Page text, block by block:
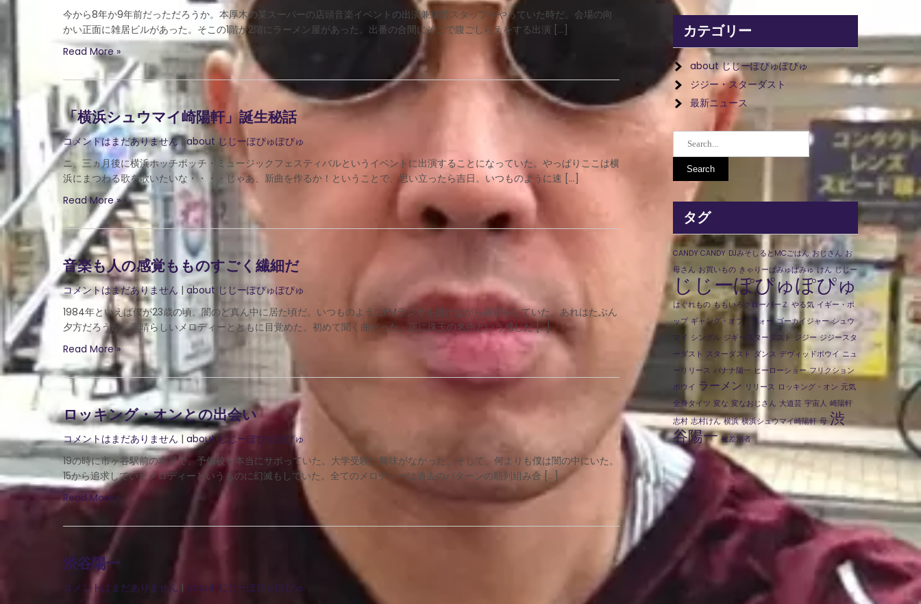
今から8年か9年前だっただろうか。本厚木の某スーパーの店頭音楽イベントの出演兼運営スタッフをやっていた時だ。会場の向
かい正面に雑居ビルがあった。そこの1階か2階にラーメン屋があった。出番の合間にそこで腹ごしらえをする出演 […]
Read More »
「横浜シュウマイ崎陽軒」誕生秘話
コメントはまだありません |about じじーぽぴゅぽぴゅ
ニ、三ヵ月後に横浜ホッチポッチ・ミュージックフェスティバルというイベントに出演することになっていた。やっぱりここは横
浜にまつわる歌を歌いたいな・・・・じゃあ、新曲を作るか！ということで、思い立ったら吉日。いつものように速 […]
Read More »
音楽も人の感覚もものすごく繊細だ
コメントはまだありません | about じじーぽぴゅぽぴゅ
1984年といえば僕が23歳の頃。闇のど真ん中に居た頃だ。いつものようにFMラジオを掛けながら昼寝をしていた。あれはたぶん
夕方だろうか。素晴らしいメロディーとともに目覚めた。初めて聞く曲だった。正に珠玉の名曲という感じだ […]
Read More »
ロッキング・オンとの出会い
コメントはまだありません | about じじーぽぴゅぽぴゅ
19の時に市ヶ谷駅前の本屋で、予備校を本当にサボっていた。大学受験に興味がなかった。そして、何よりも僕は闇の中にいた。
15から追求していたメロディーというものに幻滅もしていた。全てのメロディーは過去のパターンの順列組み合 […]
Read More »
渋谷陽一
コメントはまだありません | about じじーぽぴゅぽぴゅ
カテゴリー
about じじーぽぴゅぽぴゅ
ジジー・スターダスト
最新ニュース
タグ
CANDY CANDY DJみそしるとMCごはん おじさん お
母さん お買いもの きゃりーぱみゅぱみゅ けん じじー
じじーぽぴゅぽぴゅ
はぐれもの ももいろクローバーＺ やる気 イギー・ポ
ップ ギャング・オブ・フォー ゴーカイジャー シュウ
マイ シングル ジギースターダスト ジジー ジジースタ
ーダスト スターダスト ダンス デヴィッドボウイ ニュ
ーリリース バナナ陽一 ヒーローショー フリクション
ボウイ ラーメン リリース ロッキング・オン 元気
全身タイツ 変な 変なおじさん 大道芸 宇宙人 崎陽軒
志村 志村けん 横浜 横浜シュウマイ崎陽軒 母 渋
谷陽一 被差別者